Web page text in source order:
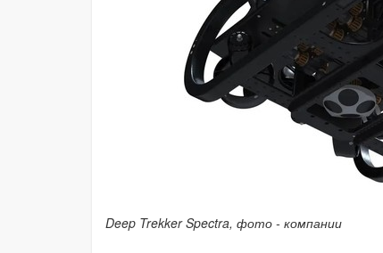
Deep Trekker Spectra, фото - компании